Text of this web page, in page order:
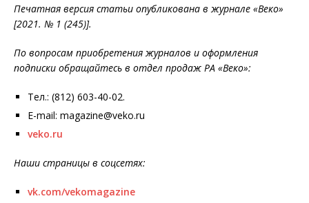
Печатная версия статьи опубликована в журнале «Веко»
[2021. № 1 (245)].
По вопросам приобретения журналов и оформления
подписки обращайтесь в отдел продаж РА «Веко»:
Тел.: (812) 603-40-02.
E-mail: magazine@veko.ru
veko.ru
Наши страницы в соцсетях:
vk.com/vekomagazine